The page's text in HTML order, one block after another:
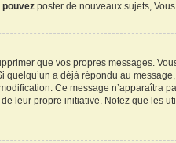
pouvez poster de nouveaux sujets,
que vos propres messages.
a déjà répondu au
Ce message
leur propre initiative. Notez que les